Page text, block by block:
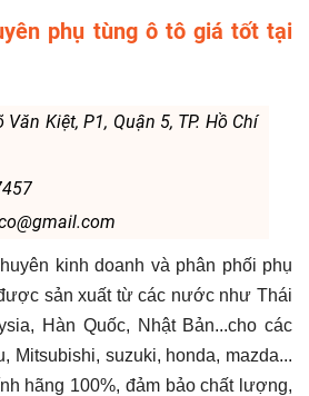
phụ tùng ô tô giá tốt tại
Kiệt, P1, Quận 5, TP. Hồ Chí
kinh doanh và phân phối phụ
sản xuất từ các nước như Thái
Hàn Quốc, Nhật Bản...cho các
Mitsubishi, suzuki, honda, mazda...
hãng 100%, đảm bảo chất lượng,